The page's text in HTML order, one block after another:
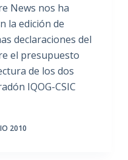
News nos ha
la edición de
declaraciones del
el presupuesto
de los dos
IQOG-CSIC
2010